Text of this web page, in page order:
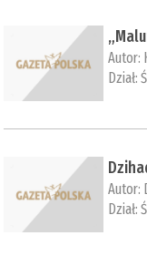
Autor:
Dział:
Autor:
Dział: